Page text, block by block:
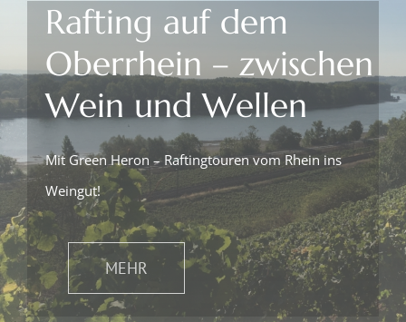
Rafting auf dem
Oberrhein – zwischen
Wein und Wellen
Mit Green Heron – Raftingtouren vom Rhein ins
Weingut!
MEHR